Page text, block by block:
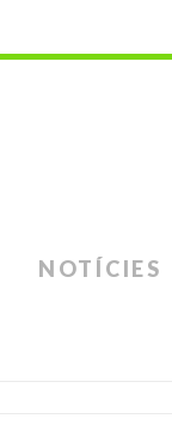
NOTÍCIES